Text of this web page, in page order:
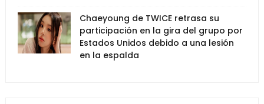
Chaeyoung de TWICE retrasa su
participación en la gira del grupo por
Estados Unidos debido a una lesión
en la espalda